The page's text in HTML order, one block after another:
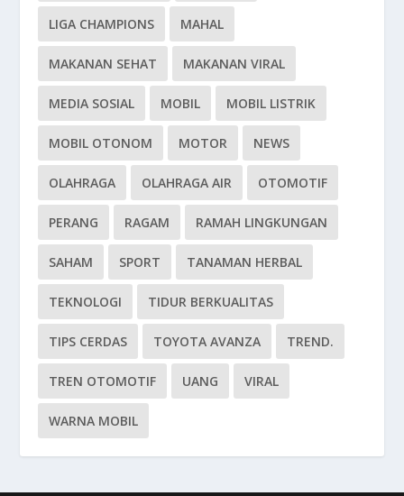
LIGA CHAMPIONS MAHAL
MAKANAN SEHAT MAKANAN VIRAL
MEDIA SOSIAL MOBIL MOBIL LISTRIK
MOBIL OTONOM MOTOR NEWS
OLAHRAGA OLAHRAGA AIR OTOMOTIF
PERANG RAGAM RAMAH LINGKUNGAN
SAHAM SPORT TANAMAN HERBAL
TEKNOLOGI TIDUR BERKUALITAS
TIPS CERDAS TOYOTA AVANZA TREND.
TREN OTOMOTIF UANG VIRAL
WARNA MOBIL